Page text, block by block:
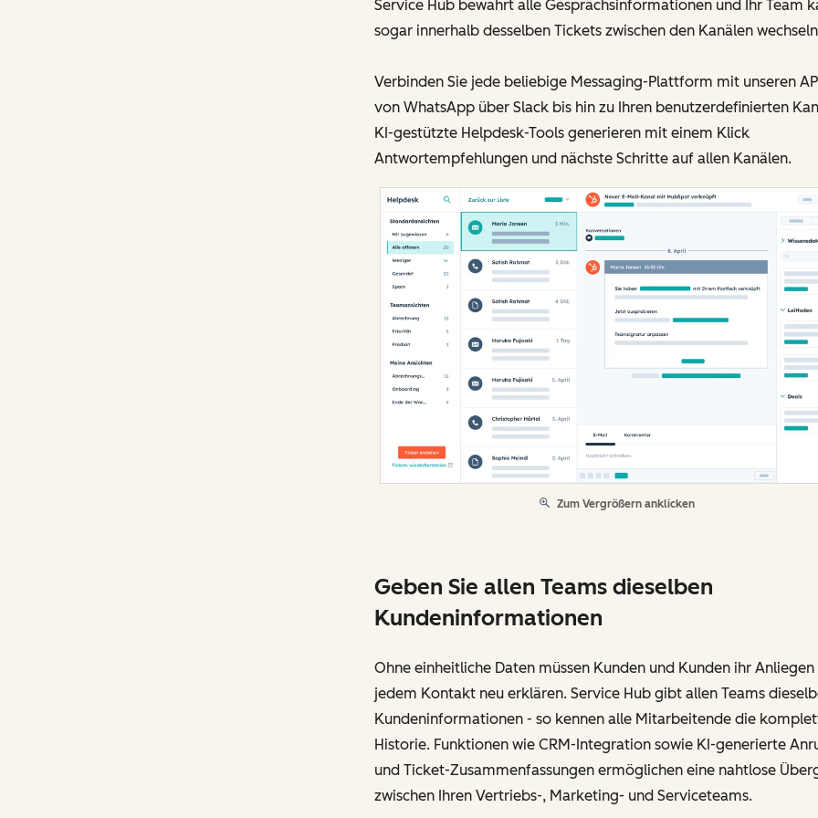
Service Hub bewahrt alle Gesprächsinformationen und Ihr Team
sogar innerhalb desselben Tickets zwischen den Kanälen
Verbinden Sie jede beliebige Messaging-Plattform mit unseren
von WhatsApp über Slack bis hin zu Ihren benutzerdefinierten
KI-gestützte Helpdesk-Tools generieren mit einem Klick
Antwortempfehlungen und nächste Schritte auf allen Kanälen.
Zum Vergrößern anklicken
Geben Sie allen Teams dieselben
Kundeninformationen
Ohne einheitliche Daten müssen Kunden und Kunden ihr Anliegen
jedem Kontakt neu erklären. Service Hub gibt allen Teams
Kundeninformationen - so kennen alle Mitarbeitende die
Historie. Funktionen wie CRM-Integration sowie KI-generierte
und Ticket-Zusammenfassungen ermöglichen eine nahtlose
zwischen Ihren Vertriebs-, Marketing- und Serviceteams.